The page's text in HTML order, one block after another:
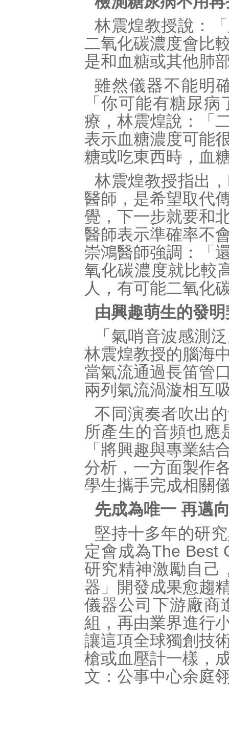
林震煌教授說：
二氧化碳濃度會比
是和血糖或其他肺
雖然儀器不能明
「你可能有糖尿
療，林震煌說：「
表示血糖濃度可能
糖或吃東西時，血
林震煌教授指出
醫師，是希望取代
覺，下一步就要和
醫師表示準確率不
崇鴻醫師強調：「
氧化碳濃度就比較
人，有可能二氧化
由興趣萌生的發
「氣哨音波感測
林震煌教授的腦海
當氣流通過長笛管
兩列氣流渦漩相互
不同演奏者吹出
所產生的音頻也應
「將興趣與專業結
分析，一方面製作
學生攜手完成相關
先成為唯一 再邁
堅持十多年的研
定會成為The Best
研究精神激勵自己
器」開發成果愈趨
儀器公司下游廠商
組，再由業界進行
讓這項全球獨創技
槍或血壓計一樣，
文：公事中心余庭